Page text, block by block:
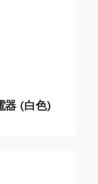
器 (白色)